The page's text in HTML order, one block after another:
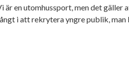
är en utomhussport, men det
i att rekrytera yngre publik,